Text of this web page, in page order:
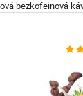
bezkofeinová